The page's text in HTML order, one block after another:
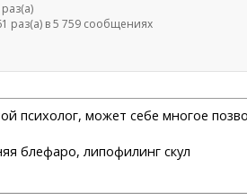
раз(а) в 5 759 сообщениях
психолог, может себе многое
блефаро, липофилинг скул